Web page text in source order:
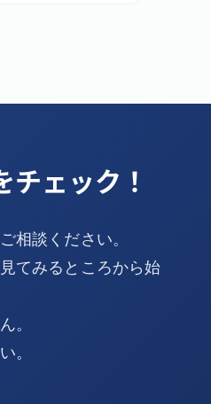
ェック！
相談ください。
てみるところから始
。
。